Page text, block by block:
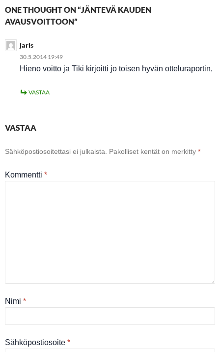
ONE THOUGHT ON “JÄNTEVÄ KAUDEN
AVAUSVOITTOON”
jaris
30.5.2014 19:49
Hieno voitto ja Tiki kirjoitti jo toisen hyvän otteluraportin,
VASTAA
VASTAA
Sähköpostiosoitettasi ei julkaista. Pakolliset kentät on merkitty *
Kommentti *
Nimi *
Sähköpostiosoite *